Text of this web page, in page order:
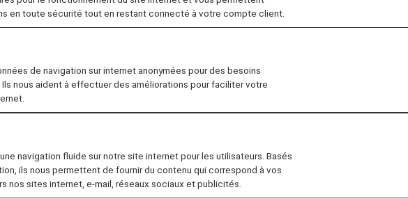
en toute sécurité tout en restant connecté à votre compte client.
de navigation sur internet anonymées pour des besoins
nous aident à effectuer des améliorations pour faciliter votre
navigation fluide sur notre site internet pour les utilisateurs. Basés
ils nous permettent de fournir du contenu qui correspond à vos
nos sites internet, e-mail, réseaux sociaux et publicités.